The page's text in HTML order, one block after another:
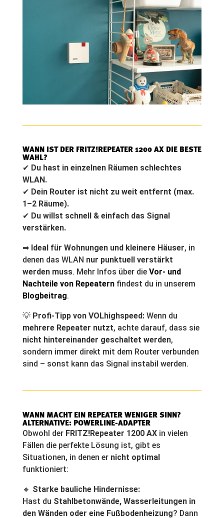
WANN IST DER FRITZ!REPEATER 1200 AX DIE BESTE
WAHL?
✔ Du hast in einzelnen Räumen schlechtes
WLAN.
✔ Dein Router ist nicht zu weit entfernt (max.
1–2 Räume).
✔ Du willst schnell & einfach das Signal
verstärken.
➡ Ideal für Wohnungen und kleinere Häuser, in
denen das WLAN nur punktuell verstärkt
werden muss. Mehr Infos über die Vor- und
Nachteile von Repeaternfindest du in unserem
Blogbeitrag.
💡 Profi-Tipp von VOLhighspeed:Wenn du
mehrere Repeater nutzt, achte darauf, dass sie
nicht hintereinander geschaltet werden,
sondern immer direkt mit dem Router verbunden
sind – sonst kann das Signal instabil werden.
WANN MACHT EIN REPEATER WENIGER SINN?
ALTERNATIVE: POWERLINE-ADAPTER
Obwohl der FRITZ!Repeater 1200 AXin vielen
Fällen die perfekte Lösung ist, gibt es
Situationen, in denen er nicht optimal
funktioniert:
🔸 Starke bauliche Hindernisse:
Hast du Stahlbetonwände, Wasserleitungen in
den Wänden oder eine Fußbodenheizung? Dann